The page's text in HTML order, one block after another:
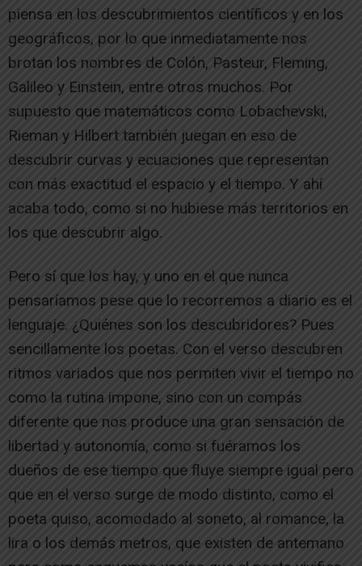
piensa en los descubrimientos científicos y en los
geográficos, por lo que inmediatamente nos
brotan los nombres de Colón, Pasteur, Fleming,
Galileo y Einstein, entre otros muchos. Por
supuesto que matemáticos como Lobachevski,
Rieman y Hilbert también juegan en eso de
descubrir curvas y ecuaciones que representan
con más exactitud el espacio y el tiempo. Y ahí
acaba todo, como si no hubiese más territorios en
los que descubrir algo.
Pero sí que los hay, y uno en el que nunca
pensaríamos pese que lo recorremos a diario es el
lenguaje. ¿Quiénes son los descubridores? Pues
sencillamente los poetas. Con el verso descubren
ritmos variados que nos permiten vivir el tiempo no
como la rutina impone, sino con un compás
diferente que nos produce una gran sensación de
libertad y autonomía, como si fuéramos los
dueños de ese tiempo que fluye siempre igual pero
que en el verso surge de modo distinto, como el
poeta quiso, acomodado al soneto, al romance, la
lira o los demás metros, que existen de antemano